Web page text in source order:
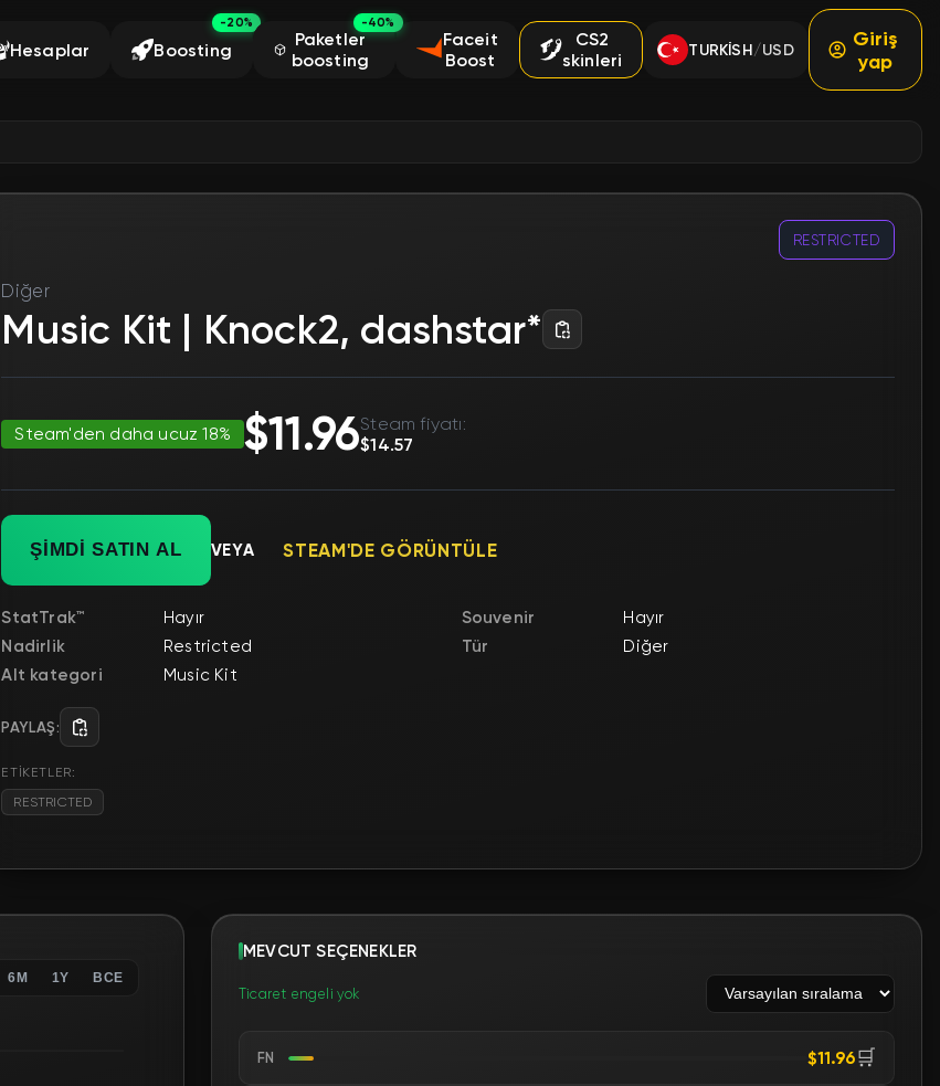
Hesaplar Boosting
-20%
Paketler
boosting
-40%
Faceit
Boost
CS2
skinleri
TURKISH/USD
Giriş
yap
RESTRICTED
Diğer
Music Kit | Knock2, dashstar*
Steam'den daha ucuz 18% $11.96Steam fiyatı:
$14.57
ŞİMDİ SATIN AL VEYA STEAM'DE GÖRÜNTÜLE
StatTrak™ Hayır Souvenir
Hayır
Nadirlik
Restricted Tür
Diğer
Alt kategori
Music Kit
PAYLAŞ:
ETİKETLER:
RESTRICTED
6M 1Y ВСЕ
MEVCUT SEÇENEKLER
Ticaret engeli yok
FN $11.96🛒